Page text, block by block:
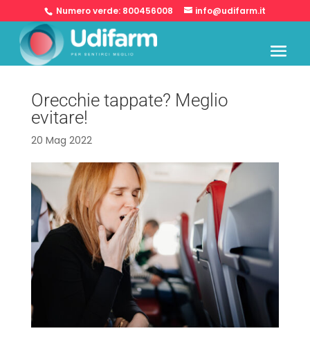
Numero verde: 800456008 info@udifarm.it
Orecchie tappate? Meglio
evitare!
20 Mag 2022